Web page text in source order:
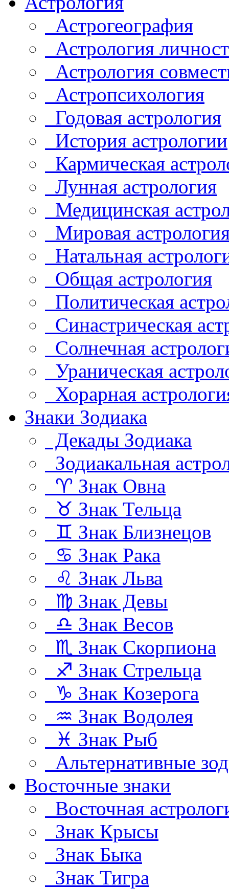
Астрогеография
Астрология
Астрология
Астропсихология
Годовая астрология
История астрологии
Кармическая
Лунная астрология
Медицинская
Мировая
Натальная
Общая астрология
Политическая
Синастрическая
Солнечная
Ураническая
Хорарная
Знаки Зодиака
Декады Зодиака
Зодиакальная
♈ Знак Овна
♉ Знак Тельца
♊ Знак Близнецов
♋ Знак Рака
♌ Знак Льва
♍ Знак Девы
♎ Знак Весов
♏ Знак Скорпиона
♐ Знак Стрельца
♑ Знак Козерога
♒ Знак Водолея
♓ Знак Рыб
Альтернативные
Восточные знаки
Восточная
Знак Крысы
Знак Быка
Знак Тигра